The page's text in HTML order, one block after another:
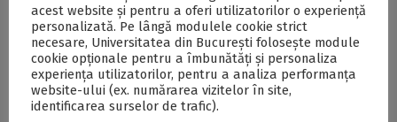
43. Comșa, Mircea, Gheorghiță, Andrei și Claudiu Tufiș (eds.).
2012.Alegerile prezidențiale din România, 2009. Cluj-Napoca:
Presa Universitară Clujeană. ISBN: 9789735953942.
acest website și pentru a oferi utilizatorilor o experiență
personalizată. Pe lângă modulele cookie strict
necesare, Universitatea din București folosește module
cookie opționale pentru a îmbunătăți și personaliza
experiența utilizatorilor, pentru a analiza performanța
website-ului (ex. numărarea vizitelor în site,
identificarea surselor de trafic).